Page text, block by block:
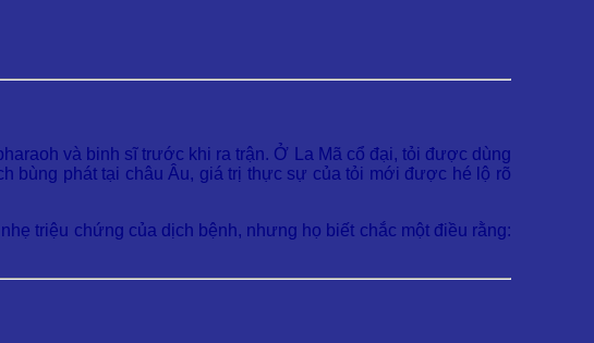
và binh sĩ trước khi ra trận. Ở La Mã cổ đại, tỏi được dùng
bùng phát tại châu Âu, giá trị thực sự của tỏi mới được hé lộ rõ
triệu chứng của dịch bệnh, nhưng họ biết chắc một điều rằng: